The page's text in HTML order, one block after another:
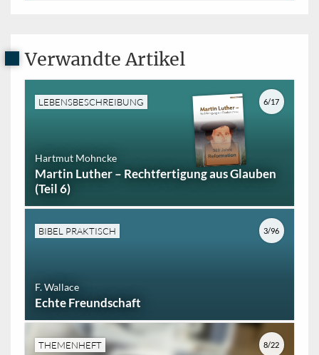
Verwandte Artikel
LEBENSBESCHREIBUNG
Hartmut Mohncke
Martin Luther – Rechtfertigung aus Glauben
(Teil 6)
6/17
BIBEL PRAKTISCH
F. Wallace
Echte Freundschaft
3/96
THEMENHEFT 8/22